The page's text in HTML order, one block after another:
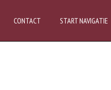
CONTACT START NAVIGATIE